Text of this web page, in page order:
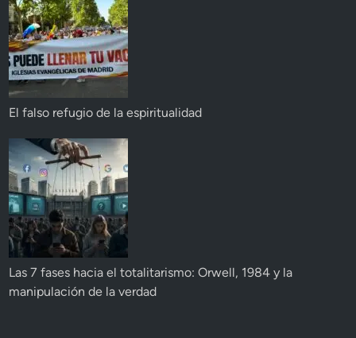
El falso refugio de la espiritualidad
Las 7 fases hacia el totalitarismo: Orwell, 1984 y la
manipulación de la verdad